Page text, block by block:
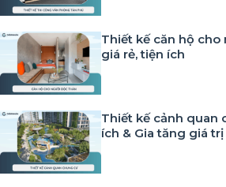
Thiết kế căn hộ
giá rẻ, tiện ích
Thiết kế cảnh quan
ích & Gia tăng giá